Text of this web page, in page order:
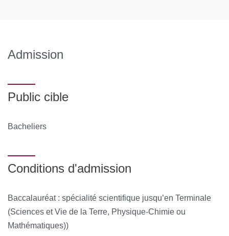
Admission
Public cible
Bacheliers
Conditions d'admission
Baccalauréat : spécialité scientifique jusqu’en Terminale
(Sciences et Vie de la Terre, Physique-Chimie ou
Mathématiques))